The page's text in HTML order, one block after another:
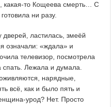
какая-то Кощеева смерть… С
ни разу.
ластилась, змеёй
означали: «ждала» и
телевизор, посмотрела
спать. Лежала и думала.
нарядные,
всё, как и было пять и
урод? Нет. Просто